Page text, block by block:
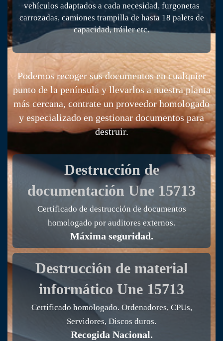
vehículos adaptados a cada necesidad, furgonetas
carrozadas, camiones trampilla de hasta 18 palets de
capacidad, tráiler etc.
CONTRATE CONFIANZA
Podemos recoger sus documentos en cualquier
punto de la península y llevarlos a nuestra planta
más cercana, contrate un proveedor homologado
y especializado en gestionar documentos para
destruir.
Destrucción de
documentación Une 15713
Certificado de destrucción de documentos
homologado por auditores externos.
Máxima seguridad.
Destrucción de material
informático Une 15713
Certificado homologado. Ordenadores, CPUs,
Servidores, Discos duros.
Recogida Nacional.